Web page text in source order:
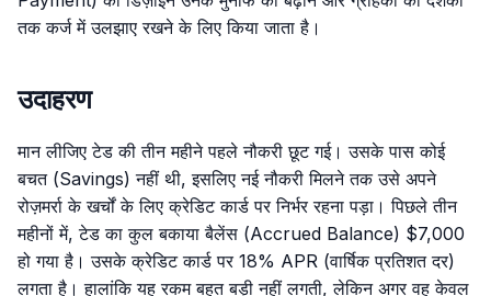
तक कर्ज में उलझाए रखने के लिए किया जाता है।
उदाहरण
मान लीजिए टेड की तीन महीने पहले नौकरी छूट गई। उसके पास कोई
बचत (Savings) नहीं थी, इसलिए नई नौकरी मिलने तक उसे अपने
रोज़मर्रा के खर्चों के लिए क्रेडिट कार्ड पर निर्भर रहना पड़ा। पिछले तीन
महीनों में, टेड का कुल बकाया बैलेंस (Accrued Balance) $7,000
हो गया है। उसके क्रेडिट कार्ड पर 18% APR (वार्षिक प्रतिशत दर)
लगता है। हालांकि यह रकम बहुत बड़ी नहीं लगती, लेकिन अगर वह केवल